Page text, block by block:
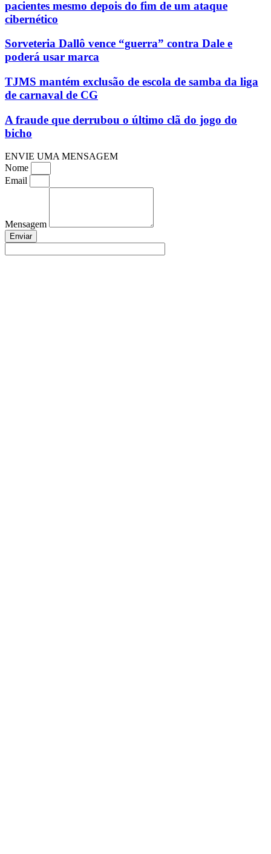
pacientes mesmo depois do fim de um ataque
cibernético
Sorveteria Dallô vence “guerra” contra Dale e
poderá usar marca
TJMS mantém exclusão de escola de samba da liga
de carnaval de CG
A fraude que derrubou o último clã do jogo do
bicho
ENVIE UMA MENSAGEM
Nome
Email
Mensagem
Enviar